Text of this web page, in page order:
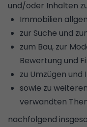
und/oder Inhalten
Immobilien
zur Suche und
zum Bau, zur
Bewertung und
zu Umzügen
sowie zu
verwandten
nachfolgend